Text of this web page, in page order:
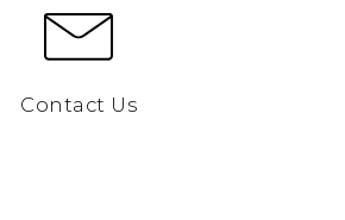
Contact Us